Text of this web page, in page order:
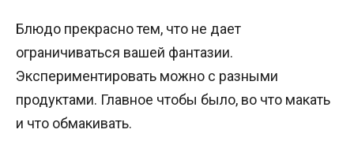
Блюдо прекрасно тем, что не дает
ограничиваться вашей фантазии.
Экспериментировать можно с разными
продуктами. Главное чтобы было, во что макать
и что обмакивать.